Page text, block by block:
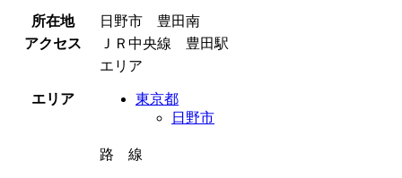
所在地
日野市 豊田南
アクセス
ＪＲ中央線 豊田駅
エリア
エリア
東京都
日野市
路 線